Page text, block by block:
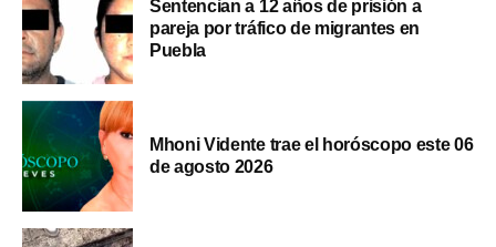
Sentencian a 12 años de prisión a
pareja por tráfico de migrantes en
Puebla
Mhoni Vidente trae el horóscopo este 06
de agosto 2026